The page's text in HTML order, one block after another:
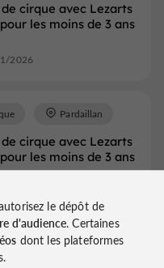
cirque avec Lezarts
les moins de 3 ans
2026
cirque avec Lezarts
les moins de 3 ans
Pardaillan
Marmande
le dépôt de
d'audience. Certaines
dont les plateformes